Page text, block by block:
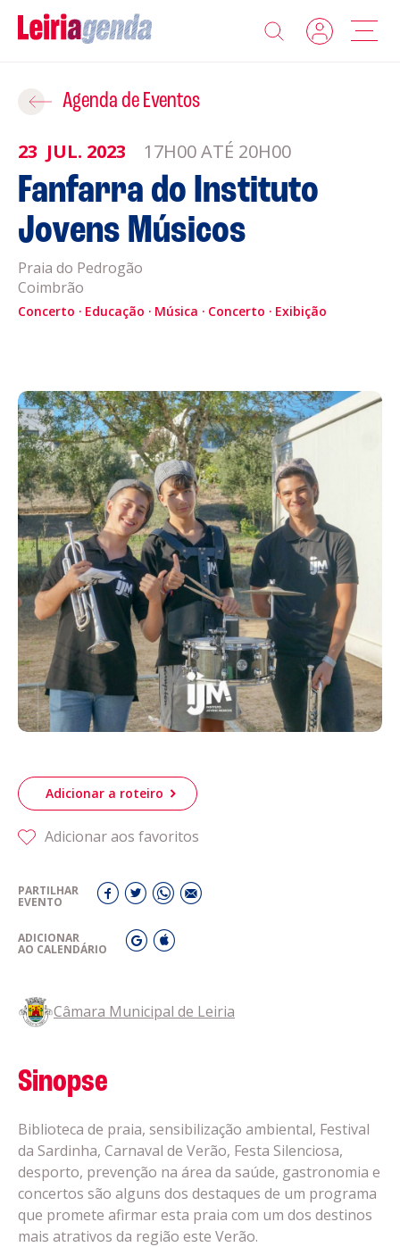
Agenda
Sobre a Leiriagenda
Promotores
Clubes Desportivos
Contactos
Política de Cookies
Acompanhe a Leiria Agenda
CULTURA
DESPORTO
Agenda de Eventos
23 JUL. 2023 17H00 ATÉ 20H00
Fanfarra do Instituto
Jovens Músicos
Praia do Pedrogão
Coimbrão
Concerto Educação Música Concerto Exibição
Adicionar a roteiro
Adicionar aos favoritos
PARTILHAR
EVENTO
ADICIONAR
AO CALENDÁRIO
Câmara Municipal de Leiria
Sinopse
Biblioteca de praia, sensibilização ambiental, Festival
da Sardinha, Carnaval de Verão, Festa Silenciosa,
desporto, prevenção na área da saúde, gastronomia e
concertos são alguns dos destaques de um programa
que promete afirmar esta praia com um dos destinos
mais atrativos da região este Verão.
Adicionar ao Roteiro
ROTEIROS EXISTENTES
CRIAR NOVO